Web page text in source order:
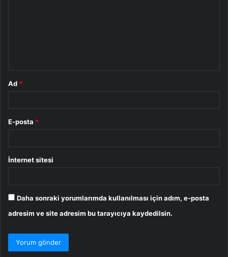
Ad *
E-posta *
İnternet sitesi
Daha sonraki yorumlarımda kullanılması için adım, e-posta
adresim ve site adresim bu tarayıcıya kaydedilsin.